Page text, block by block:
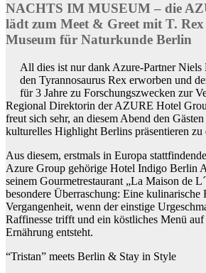
NACHTS IM MUSEUM – die
lädt zum Meet & Greet mit T.
Museum für Naturkunde Berlin
All dies ist nur dank Azure-Partner Niels
den Tyrannosaurus Rex erworben und
für 3 Jahre zu Forschungszwecken zur
Regional Direktorin der AZURE Hotel
freut sich sehr, an diesem Abend den
kulturelles Highlight Berlins präsentieren zu
Aus diesem, erstmals in Europa
Azure Group gehörige Hotel Indigo Berlin
seinem Gourmetrestaurant „La Maison de
besondere Überraschung: Eine kulinarische
Vergangenheit, wenn der einstige
Raffinesse trifft und ein köstliches Menü auf
Ernährung entsteht.
“Tristan” meets Berlin & Stay in Style